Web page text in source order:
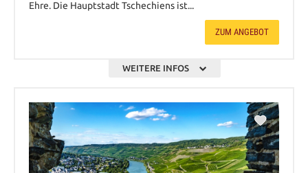
Ehre. Die Hauptstadt Tschechiens ist...
ZUM ANGEBOT
WEITERE INFOS